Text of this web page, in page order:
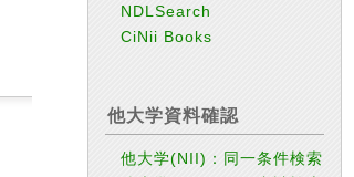
NDLSearch
CiNii Books
他大学資料確認
他大学(NII)：同一条件検索